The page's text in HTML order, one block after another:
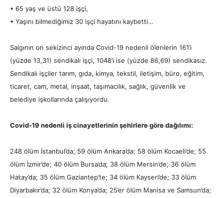
• 65 yaş ve üstü 128 işçi,
• Yaşını bilmediğimiz 30 işçi hayatını kaybetti…
Salgının on sekizinci ayında Covid-19 nedenli ölenlerin 161’i
(yüzde 13,31) sendikalı işçi, 1048’i ise (yüzde 86,69) sendikasız.
Sendikalı işçiler tarım, gıda, kimya, tekstil, iletişim, büro, eğitim,
ticaret, cam, metal, inşaat, taşımacılık, sağlık, güvenlik ve
belediye işkollarında çalışıyordu.
Covid-19 nedenli iş cinayetlerinin şehirlere göre dağılımı:
248 ölüm İstanbul’da; 59 ölüm Ankara’da; 58 ölüm Kocaeli’de; 55
ölüm İzmir’de; 40 ölüm Bursa’da; 38 ölüm Mersin’de; 36 ölüm
Hatay’da; 35 ölüm Gaziantep’te; 34 ölüm Kayseri’de; 33 ölüm
Diyarbakır’da; 32 ölüm Konya’da; 25’er ölüm Manisa ve Samsun’da;